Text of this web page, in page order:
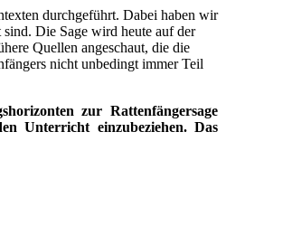
durchgeführt. Dabei haben wir
Die Sage wird heute auf der
Quellen angeschaut, die die
nicht unbedingt immer Teil
zur Rattenfängersage
Unterricht einzubeziehen. Das